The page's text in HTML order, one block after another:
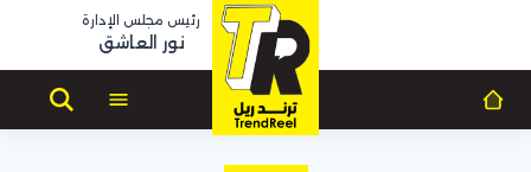
رئيس مجلس الإدارة
نور العاشق